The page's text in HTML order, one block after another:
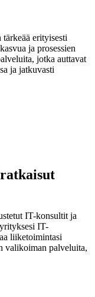
erityisesti
ja prosessien
jotka auttavat
ja jatkuvasti
IT-konsultit ja
IT-
liiketoimintasi
valikoiman palveluita,